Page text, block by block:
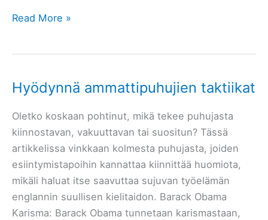
Englannin
Työelämän
tarpeisiin
Read More »
Hyödynnä ammattipuhujien taktiikat
Oletko koskaan pohtinut, mikä tekee puhujasta
kiinnostavan, vakuuttavan tai suositun? Tässä
artikkelissa vinkkaan kolmesta puhujasta, joiden
esiintymistapoihin kannattaa kiinnittää huomiota,
mikäli haluat itse saavuttaa sujuvan työelämän
englannin suullisen kielitaidon. Barack Obama
Karisma: Barack Obama tunnetaan karismastaan,